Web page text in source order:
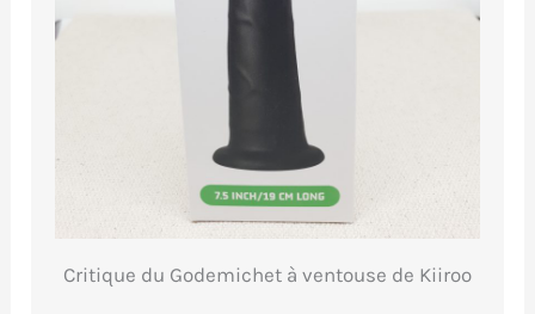
Critique du Godemichet à ventouse de Kiiroo